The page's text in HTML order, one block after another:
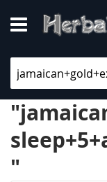
zum
Inhalt
"